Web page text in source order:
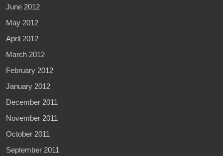
June 2012
May 2012
April 2012
March 2012
February 2012
January 2012
December 2011
November 2011
October 2011
September 2011